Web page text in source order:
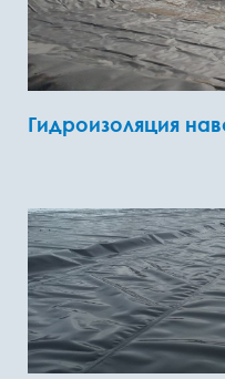
Гидроизоляция